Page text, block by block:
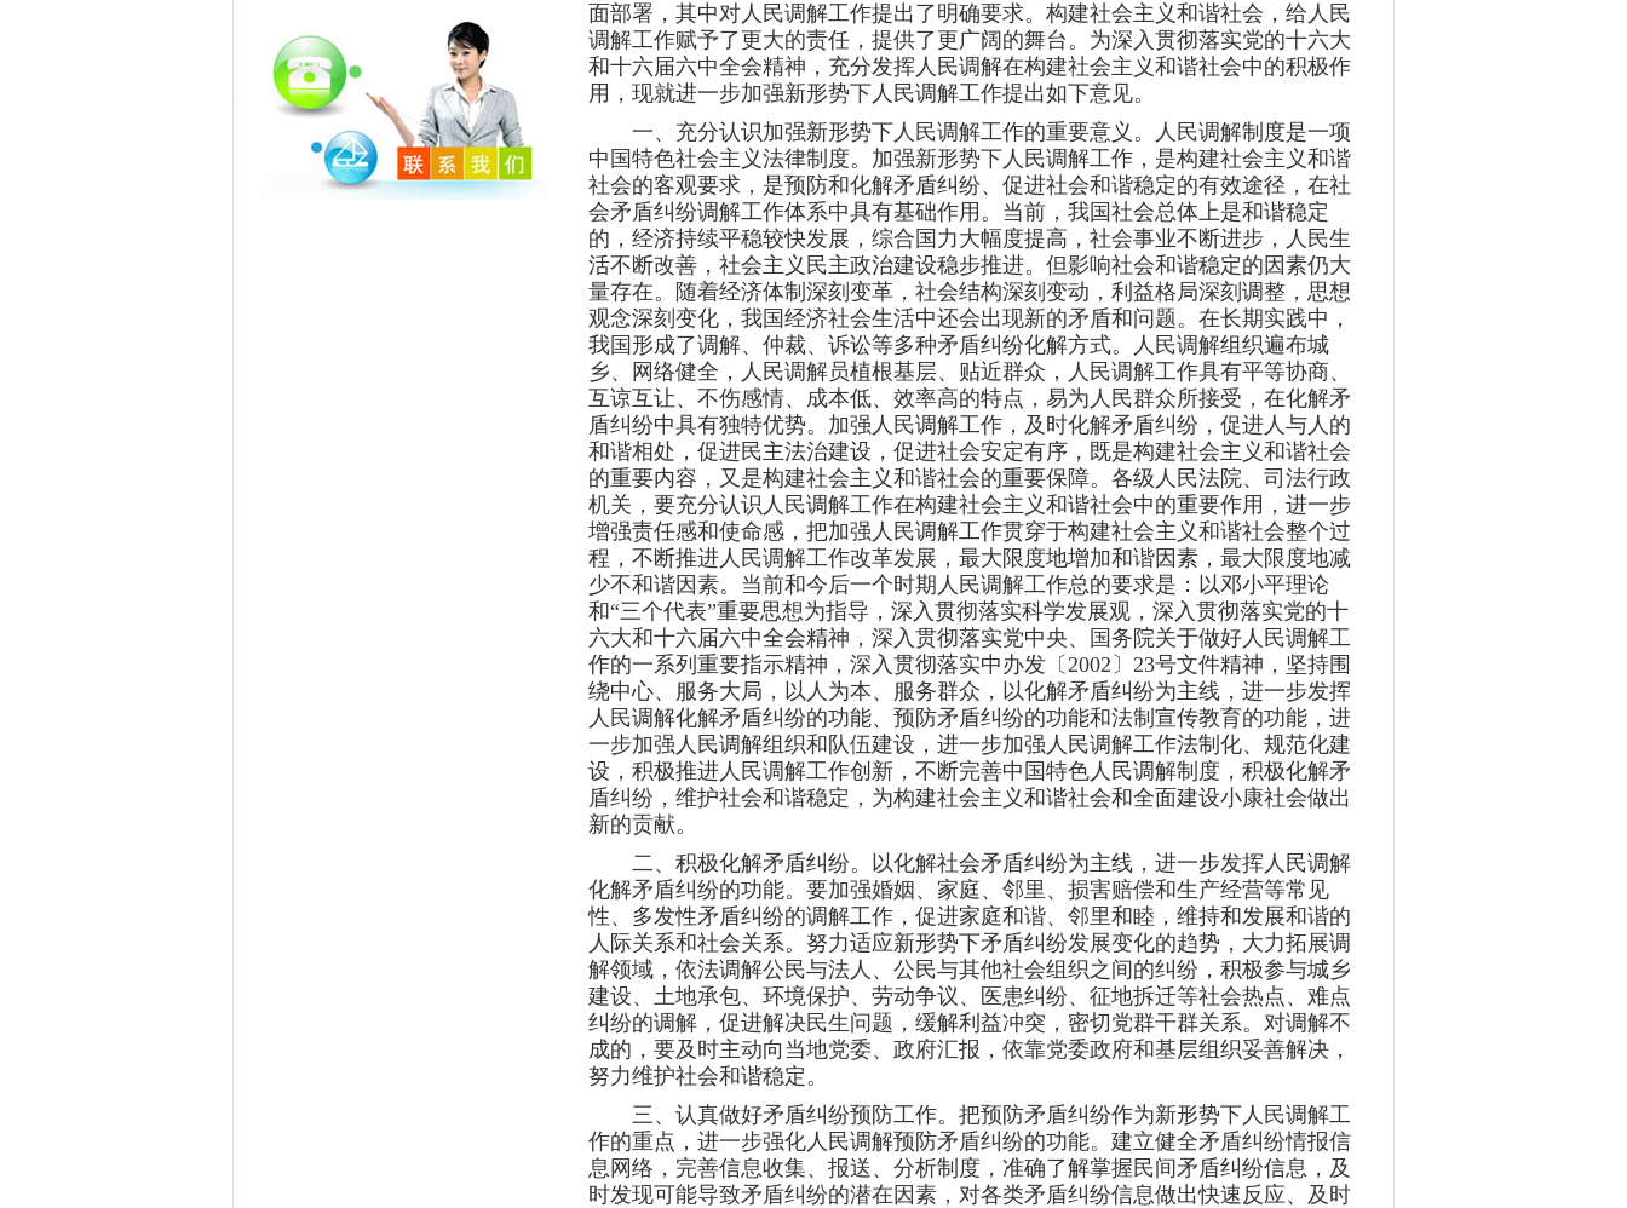
面部署，其中对人民调解工作提出了明确要求。构建社会主义和谐社会，给人民
调解工作赋予了更大的责任，提供了更广阔的舞台。为深入贯彻落实党的十六大
和十六届六中全会精神，充分发挥人民调解在构建社会主义和谐社会中的积极作
用，现就进一步加强新形势下人民调解工作提出如下意见。
一、充分认识加强新形势下人民调解工作的重要意义。人民调解制度是一项
中国特色社会主义法律制度。加强新形势下人民调解工作，是构建社会主义和谐
社会的客观要求，是预防和化解矛盾纠纷、促进社会和谐稳定的有效途径，在社
会矛盾纠纷调解工作体系中具有基础作用。当前，我国社会总体上是和谐稳定
的，经济持续平稳较快发展，综合国力大幅度提高，社会事业不断进步，人民生
活不断改善，社会主义民主政治建设稳步推进。但影响社会和谐稳定的因素仍大
量存在。随着经济体制深刻变革，社会结构深刻变动，利益格局深刻调整，思想
观念深刻变化，我国经济社会生活中还会出现新的矛盾和问题。在长期实践中，
我国形成了调解、仲裁、诉讼等多种矛盾纠纷化解方式。人民调解组织遍布城
乡、网络健全，人民调解员植根基层、贴近群众，人民调解工作具有平等协商、
互谅互让、不伤感情、成本低、效率高的特点，易为人民群众所接受，在化解矛
盾纠纷中具有独特优势。加强人民调解工作，及时化解矛盾纠纷，促进人与人的
和谐相处，促进民主法治建设，促进社会安定有序，既是构建社会主义和谐社会
的重要内容，又是构建社会主义和谐社会的重要保障。各级人民法院、司法行政
机关，要充分认识人民调解工作在构建社会主义和谐社会中的重要作用，进一步
增强责任感和使命感，把加强人民调解工作贯穿于构建社会主义和谐社会整个过
程，不断推进人民调解工作改革发展，最大限度地增加和谐因素，最大限度地减
少不和谐因素。当前和今后一个时期人民调解工作总的要求是：以邓小平理论
和“三个代表”重要思想为指导，深入贯彻落实科学发展观，深入贯彻落实党的十
六大和十六届六中全会精神，深入贯彻落实党中央、国务院关于做好人民调解工
作的一系列重要指示精神，深入贯彻落实中办发〔2002〕23号文件精神，坚持围
绕中心、服务大局，以人为本、服务群众，以化解矛盾纠纷为主线，进一步发挥
人民调解化解矛盾纠纷的功能、预防矛盾纠纷的功能和法制宣传教育的功能，进
一步加强人民调解组织和队伍建设，进一步加强人民调解工作法制化、规范化建
设，积极推进人民调解工作创新，不断完善中国特色人民调解制度，积极化解矛
盾纠纷，维护社会和谐稳定，为构建社会主义和谐社会和全面建设小康社会做出
新的贡献。
二、积极化解矛盾纠纷。以化解社会矛盾纠纷为主线，进一步发挥人民调解
化解矛盾纠纷的功能。要加强婚姻、家庭、邻里、损害赔偿和生产经营等常见
性、多发性矛盾纠纷的调解工作，促进家庭和谐、邻里和睦，维持和发展和谐的
人际关系和社会关系。努力适应新形势下矛盾纠纷发展变化的趋势，大力拓展调
解领域，依法调解公民与法人、公民与其他社会组织之间的纠纷，积极参与城乡
建设、土地承包、环境保护、劳动争议、医患纠纷、征地拆迁等社会热点、难点
纠纷的调解，促进解决民生问题，缓解利益冲突，密切党群干群关系。对调解不
成的，要及时主动向当地党委、政府汇报，依靠党委政府和基层组织妥善解决，
努力维护社会和谐稳定。
三、认真做好矛盾纠纷预防工作。把预防矛盾纠纷作为新形势下人民调解工
作的重点，进一步强化人民调解预防矛盾纠纷的功能。建立健全矛盾纠纷情报信
息网络，完善信息收集、报送、分析制度，准确了解掌握民间矛盾纠纷信息，及
时发现可能导致矛盾纠纷的潜在因素，对各类矛盾纠纷信息做出快速反应、及时